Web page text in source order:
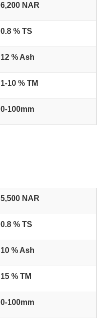
6,200 NAR
0.8 % TS
12 % Ash
1-10 % TM
0-100mm
5,500 NAR
0.8 % TS
10 % Ash
15 % TM
0-100mm